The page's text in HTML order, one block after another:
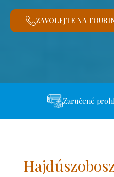
ZAVOLEJTE NA
Zaručené